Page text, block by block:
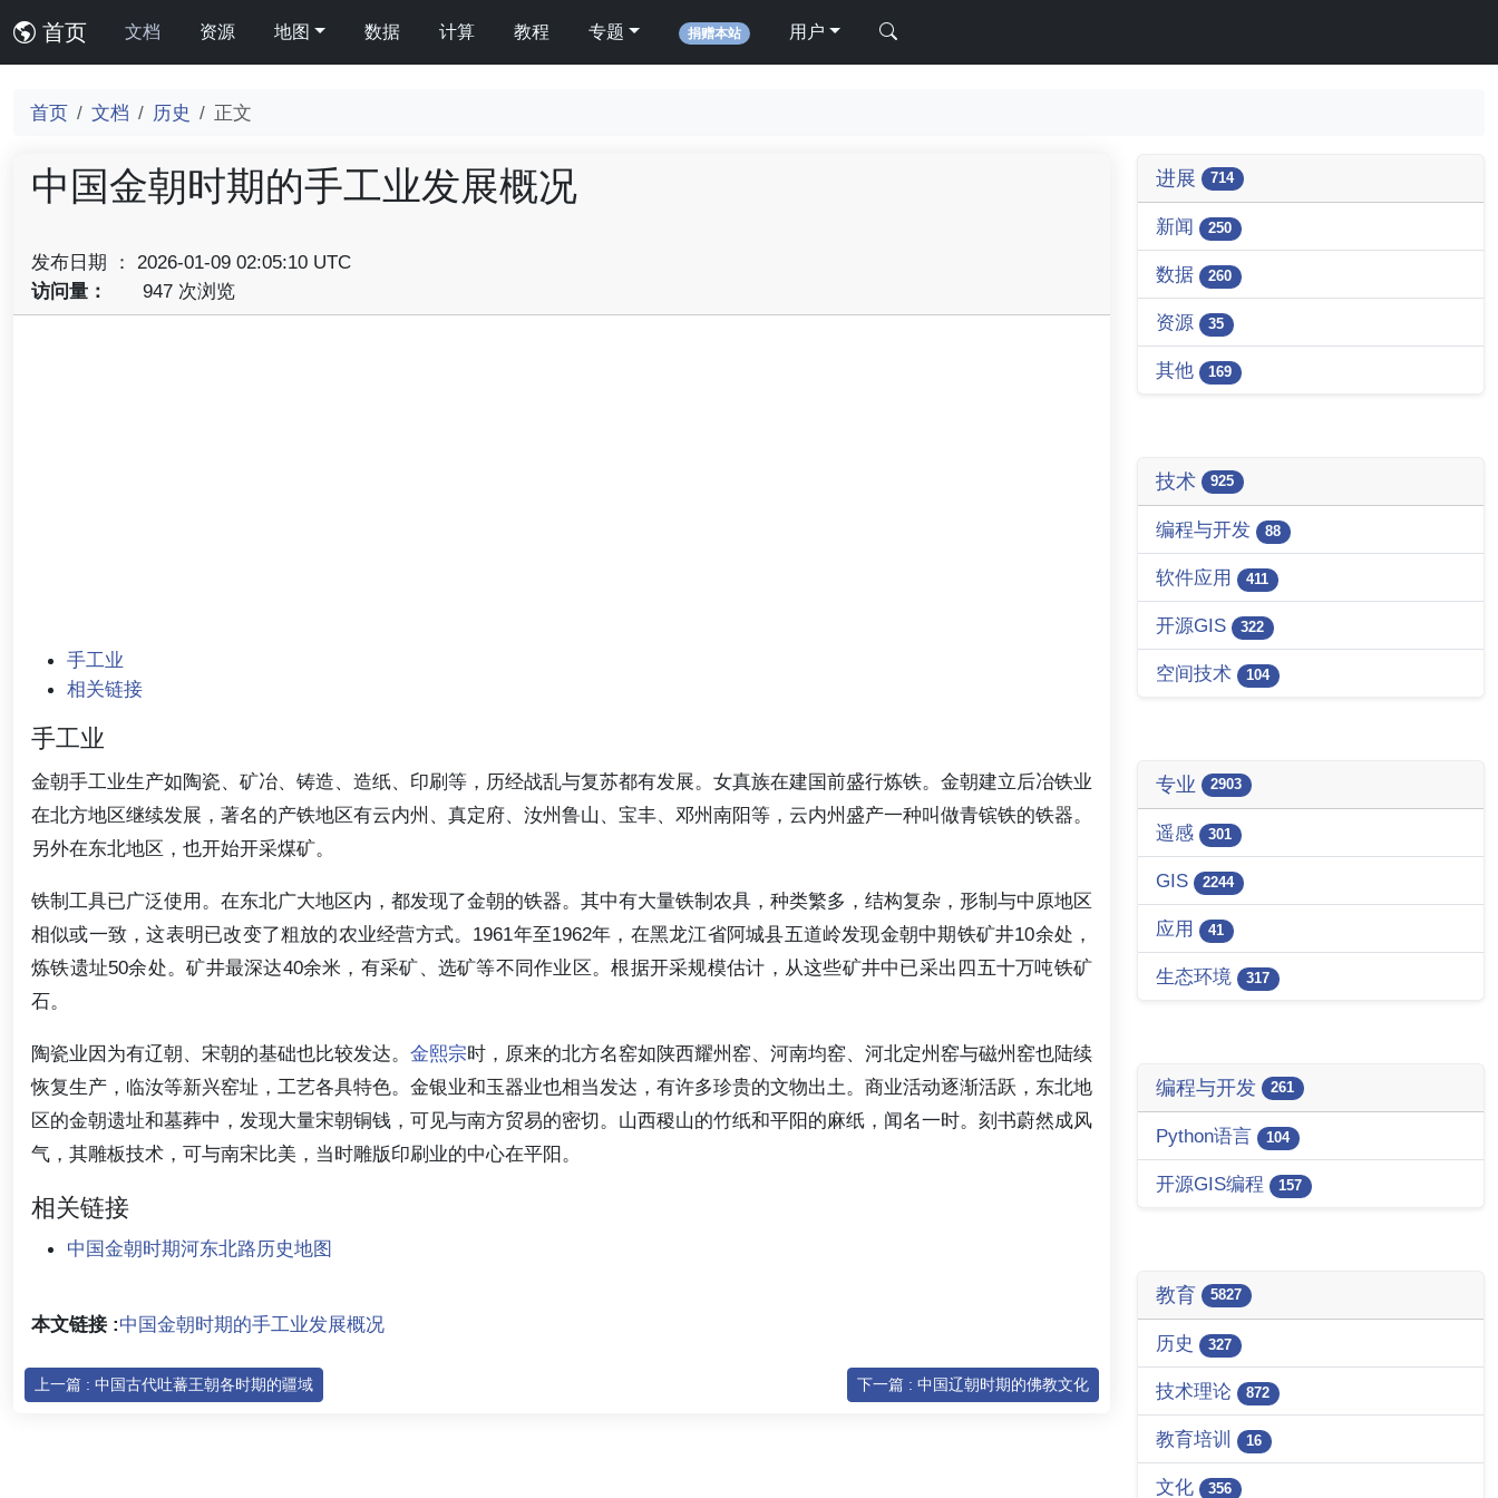
首页 文档 资源 地图 数据 计算 教程 专题 捐赠本站 用户
首页 文档 历史 正文
中国金朝时期的手工业发展概况
发布日期 ： 2026-01-09 02:05:10 UTC
访问量：
947 次浏览
手工业
相关链接
手工业
金朝手工业生产如陶瓷、矿冶、铸造、造纸、印刷等，历经战乱与复苏都有发展。女真族在建国前盛行炼铁。金朝建立后冶铁业
在北方地区继续发展，著名的产铁地区有云内州、真定府、汝州鲁山、宝丰、邓州南阳等，云内州盛产一种叫做青镔铁的铁器。
另外在东北地区，也开始开采煤矿。
铁制工具已广泛使用。在东北广大地区内，都发现了金朝的铁器。其中有大量铁制农具，种类繁多，结构复杂，形制与中原地区
相似或一致，这表明已改变了粗放的农业经营方式。1961年至1962年，在黑龙江省阿城县五道岭发现金朝中期铁矿井10余处，
炼铁遗址50余处。矿井最深达40余米，有采矿、选矿等不同作业区。根据开采规模估计，从这些矿井中已采出四五十万吨铁矿
石。
陶瓷业因为有辽朝、宋朝的基础也比较发达。 金熙宗时，原来的北方名窑如陕西耀州窑、河南均窑、河北定州窑与磁州窑也陆续
恢复生产，临汝等新兴窑址，工艺各具特色。金银业和玉器业也相当发达，有许多珍贵的文物出土。商业活动逐渐活跃，东北地
区的金朝遗址和墓葬中，发现大量宋朝铜钱，可见与南方贸易的密切。山西稷山的竹纸和平阳的麻纸，闻名一时。刻书蔚然成风
气，其雕板技术，可与南宋比美，当时雕版印刷业的中心在平阳。
相关链接
中国金朝时期河东北路历史地图
本文链接 :中国金朝时期的手工业发展概况
上一篇 : 中国古代吐蕃王朝各时期的疆域 下一篇 : 中国辽朝时期的佛教文化
进展 714
新闻 250
数据 260
资源 35
其他 169
技术 925
编程与开发 88
软件应用 411
开源GIS 322
空间技术 104
专业 2903
遥感 301
GIS 2244
应用 41
生态环境 317
编程与开发 261
Python语言 104
开源GIS编程 157
教育 5827
历史 327
技术理论 872
教育培训 16
文化 356